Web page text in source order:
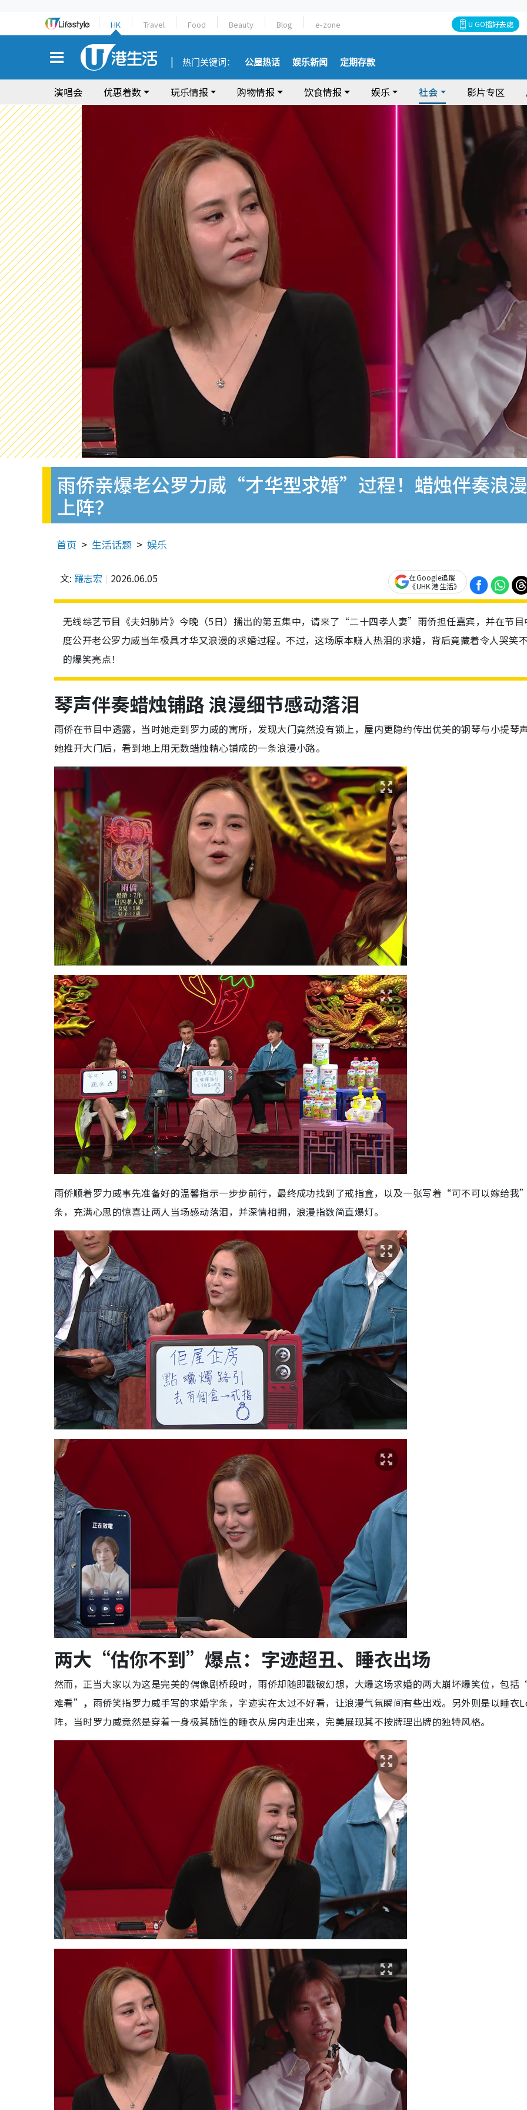
HK Travel Food Beauty Blog e-zone U GO搵好去處
热门关键词： 公屋热话 娱乐新闻 定期存款
演唱会 优惠着数 玩乐情报 购物情报 饮食情报 娱乐 社会 影片专区
雨侨亲爆老公罗力威“才华型求婚”过程！蜡烛伴奏浪
上阵？
首页 生活话题 娱乐
文: 羅志宏 2026.06.05
在Google追蹤
《UHK 港生活》
无线综艺节目《夫妇肺片》今晚（5日）播出的第五集中，请来了“二十四孝人妻”雨侨担任嘉宾，并在节目
度公开老公罗力威当年极具才华又浪漫的求婚过程。不过，这场原本赚人热泪的求婚，背后竟藏着令人哭笑
的爆笑亮点！
琴声伴奏蜡烛铺路 浪漫细节感动落泪
雨侨在节目中透露，当时她走到罗力威的寓所，发现大门竟然没有锁上，屋内更隐约传出优美的钢琴与小提琴
她推开大门后，看到地上用无数蜡烛精心铺成的一条浪漫小路。
雨侨顺着罗力威事先准备好的温馨指示一步步前行，最终成功找到了戒指盒，以及一张写着“可不可以嫁给我
条，充满心思的惊喜让两人当场感动落泪，并深情相拥，浪漫指数简直爆灯。
两大“估你不到”爆点：字迹超丑、睡衣出场
然而，正当大家以为这是完美的偶像剧桥段时，雨侨却随即戳破幻想，大爆这场求婚的两大崩坏爆笑位，包括
难看” ， 雨侨笑指罗力威手写的求婚字条，字迹实在太过不好看，让浪漫气氛瞬间有些出戏。另外则是以睡衣
阵，当时罗力威竟然是穿着一身极其随性的睡衣从房内走出来，完美展现其不按牌理出牌的独特风格。